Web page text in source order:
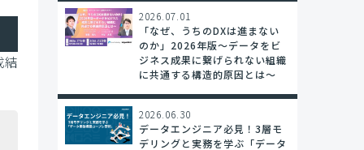
結
2026.07.01
「なぜ、うちのDXは進まない
のか」2026年版～データをビ
ジネス成果に繋げられない組織
に共通する構造的原因とは～
2026.06.30
データエンジニア必見！3層モ
デリングと実務を学ぶ「データ